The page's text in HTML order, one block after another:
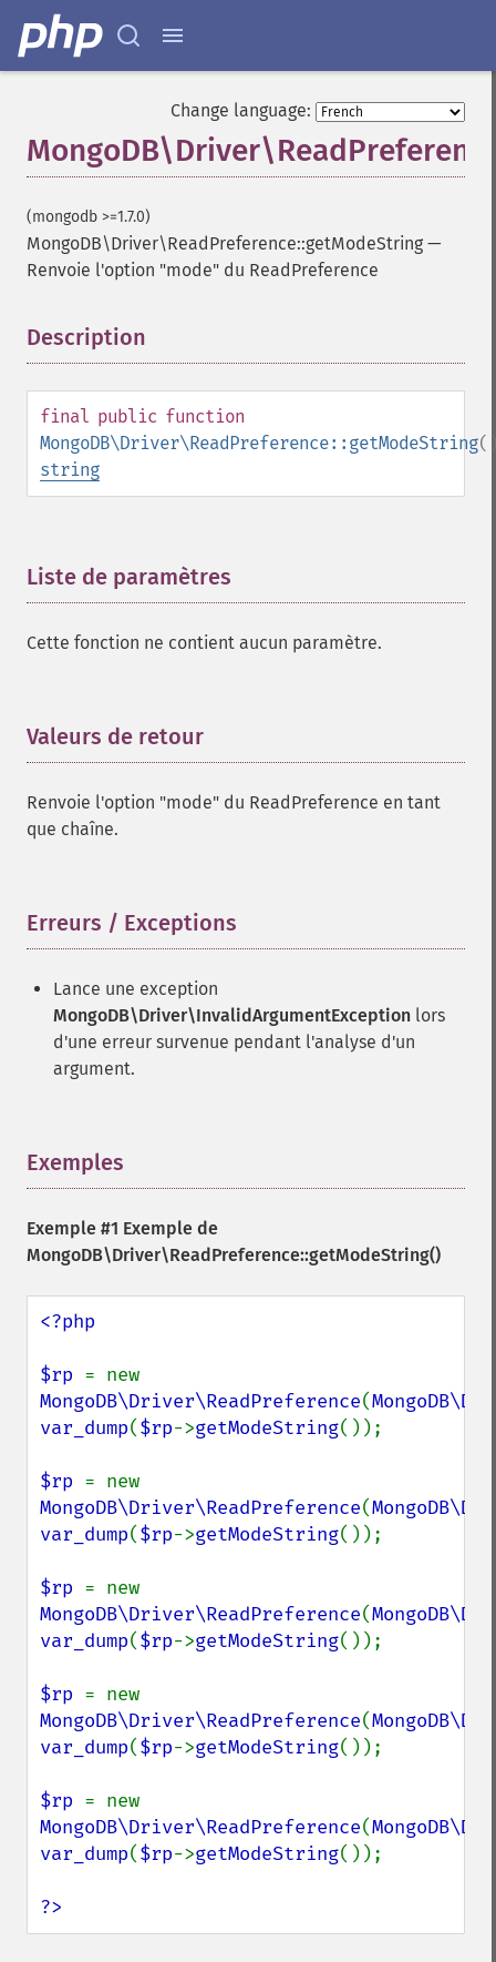
Change language:
(mongodb >=1.7.0)
MongoDB\Driver\ReadPreference::getModeString —
Renvoie l'option "mode" du ReadPreference
Description
final public function
MongoDB\Driver\ReadPreference::getModeString
string
Liste de paramètres
Cette fonction ne contient aucun paramètre.
Valeurs de retour
Renvoie l'option "mode" du ReadPreference en tant
que chaîne.
Erreurs / Exceptions
Lance une exception
MongoDB\Driver\InvalidArgumentException lors
d'une erreur survenue pendant l'analyse d'un
argument.
Exemples
Exemple #1 Exemple de
MongoDB\Driver\ReadPreference::getModeString()
<?php
$rp
MongoDB\Driver\ReadPreference(
var_dump($rp->getModeString());
$rp
MongoDB\Driver\ReadPreference(
var_dump($rp->getModeString());
$rp
MongoDB\Driver\ReadPreference(
var_dump($rp->getModeString());
$rp
MongoDB\Driver\ReadPreference(
var_dump($rp->getModeString());
$rp
MongoDB\Driver\ReadPreference(
var_dump($rp->getModeString());
?>